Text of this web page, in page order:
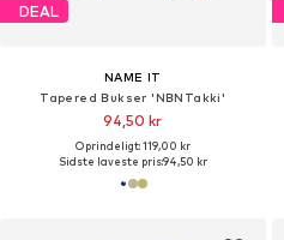
DEAL
NAME IT
Tapered Bukser 'NBNTakki'
94,50 kr
Oprindeligt: 119,00 kr
Sidste laveste pris:94,50 kr